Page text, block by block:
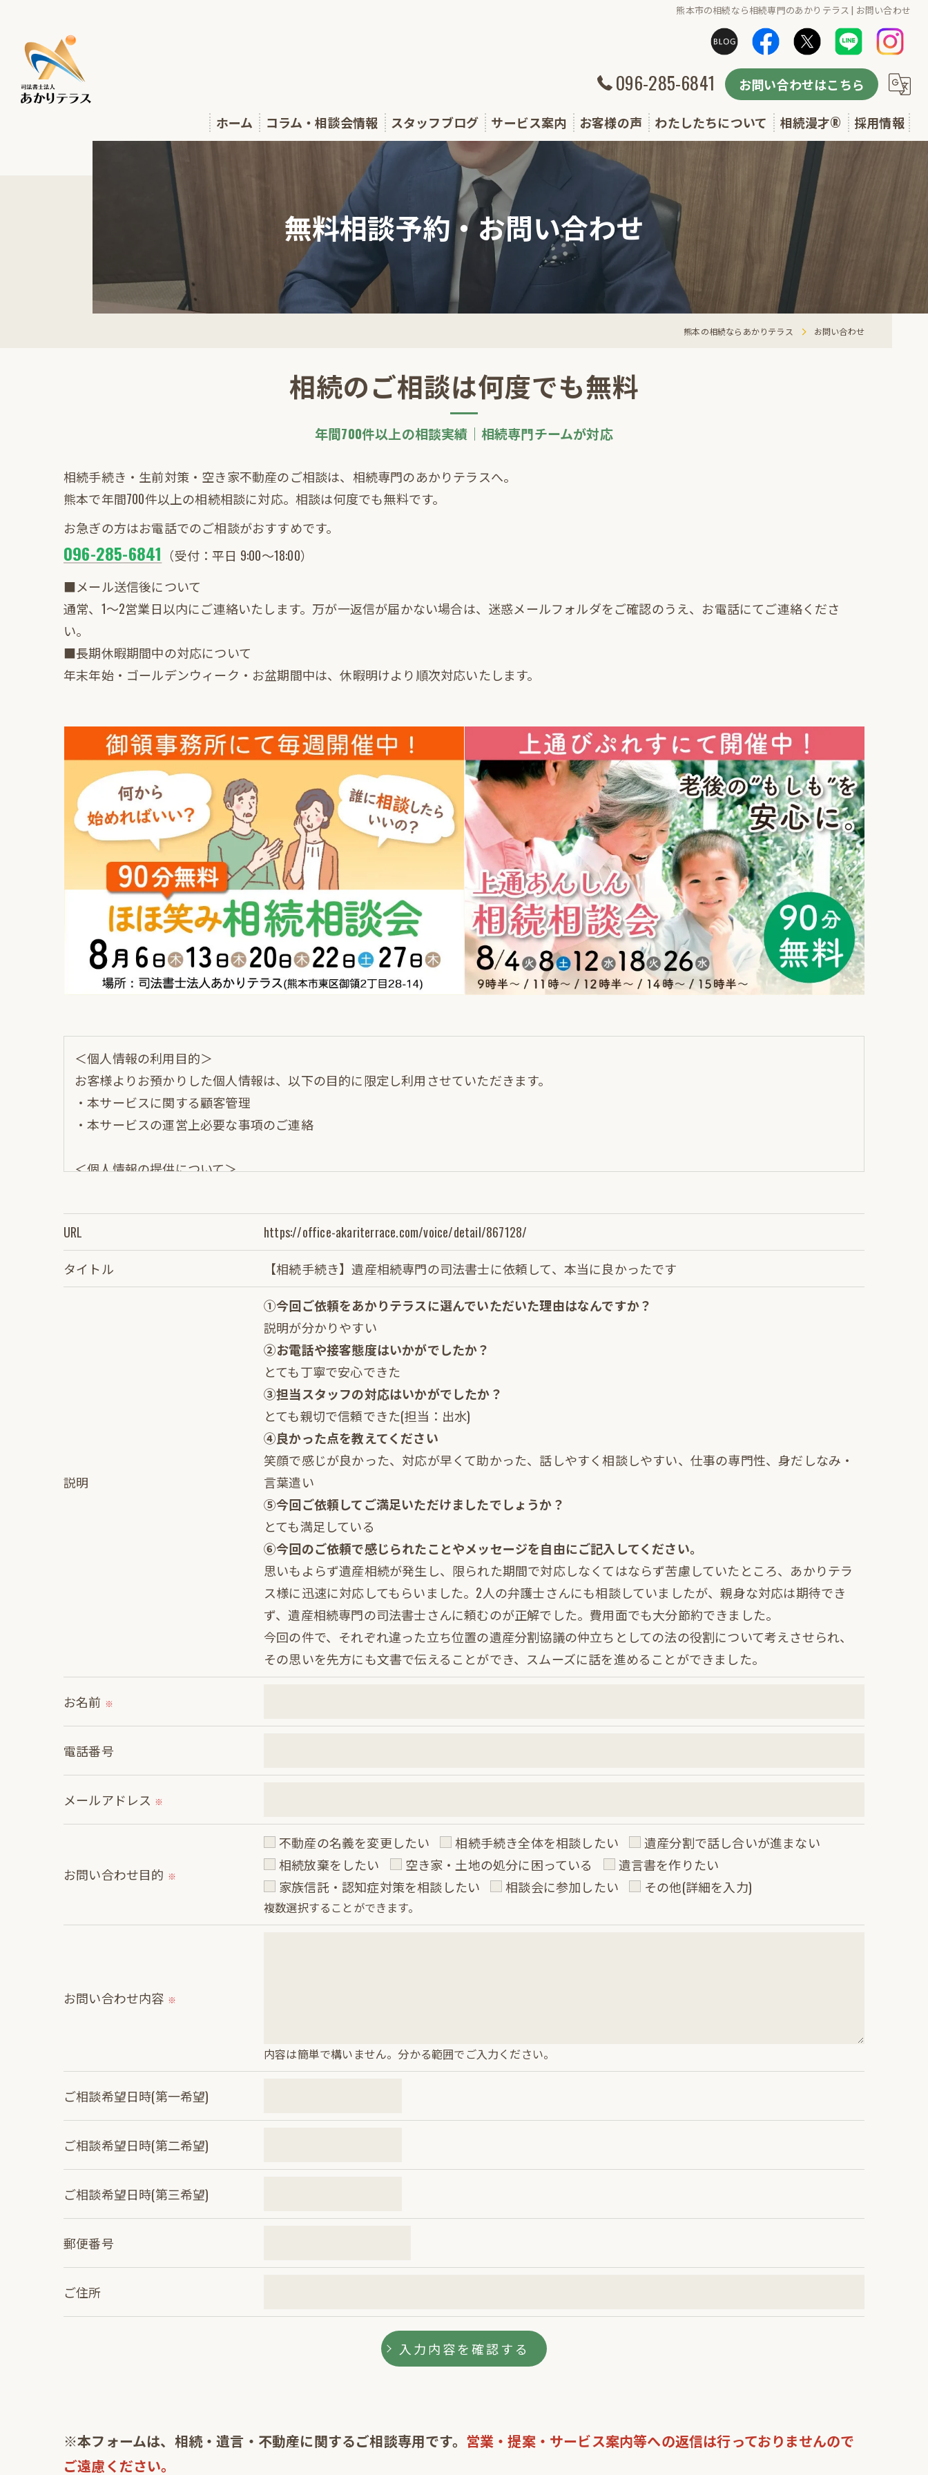
熊本市の相続なら相続専門のあかりテラス | お問い合わせ
096-285-6841 お問い合わせはこちら
ホーム コラム・相談会情報
あかりテラス通信
スタッフブログ サービス案内
相続が発生した方
生前対策をしたい方
お客様の声 わたしたちについて
選ばれる理由
よくある質問
相続漫才®
無料セミナー実施予定(相続漫才・終活講座)
採用情報
無料相談予約・お問い合わせ
熊本の相続ならあかりテラス お問い合わせ
相続のご相談は何度でも無料
年間700件以上の相談実績｜相続専門チームが対応
相続手続き・生前対策・空き家不動産のご相談は、相続専門のあかりテラスへ。
熊本で年間700件以上の相続相談に対応。相談は何度でも無料です。
お急ぎの方はお電話でのご相談がおすすめです。
096-285-6841 （受付：平日 9:00〜18:00）
■メール送信後について
通常、1～2営業日以内にご連絡いたします。万が一返信が届かない場合は、迷惑メールフォルダをご確認のうえ、お電話にてご連絡くださ
い。
■長期休暇期間中の対応について
年末年始・ゴールデンウィーク・お盆期間中は、休暇明けより順次対応いたします。
＜個人情報の利用目的＞
お客様よりお預かりした個人情報は、以下の目的に限定し利用させていただきます。
・本サービスに関する顧客管理
・本サービスの運営上必要な事項のご連絡
＜個人情報の提供について＞
取得した個人情報を第三者に提供することはいたしません。
当社では、利用目的の達成に必要な範囲において、個人情報を外部に委託する場合があります。
これらの委託先に対しては個人情報保護契約等の措置をとり、適切な監督を行います。
当社では、個人情報の漏洩等がなされないよう、適切に安全管理対策を実施します。
＜個人情報を与えなかった場合に生じる結果＞
必要な情報を頂けない場合は、それに対応した当社のサービスをご提供できない場合がございますので予めご了承ください。
＜個人情報の開示･訂正・削除･利用停止の手続について＞
当社では、お客様の個人情報の開示･訂正･削除・利用停止の手続を定めさせて頂いております。
ご本人である事を確認のうえ、対応させて頂きます。
個人情報の開示･訂正･削除・利用停止の具体的手続きにつきましては、お電話でお問合せ下さい。
URL https://office-akariterrace.com/voice/detail/867128/
タイトル 【相続手続き】遺産相続専門の司法書士に依頼して、本当に良かったです
説明
①今回ご依頼をあかりテラスに選んでいただいた理由はなんですか？
説明が分かりやすい
②お電話や接客態度はいかがでしたか？
とても丁寧で安心できた
③担当スタッフの対応はいかがでしたか？
とても親切で信頼できた(担当：出水)
④良かった点を教えてください
笑顔で感じが良かった、対応が早くて助かった、話しやすく相談しやすい、仕事の専門性、身だしなみ・
言葉遣い
⑤今回ご依頼してご満足いただけましたでしょうか？
とても満足している
⑥今回のご依頼で感じられたことやメッセージを自由にご記入してください。
思いもよらず遺産相続が発生し、限られた期間で対応しなくてはならず苦慮していたところ、あかりテラ
ス様に迅速に対応してもらいました。2人の弁護士さんにも相談していましたが、親身な対応は期待でき
ず、遺産相続専門の司法書士さんに頼むのが正解でした。費用面でも大分節約できました。
今回の件で、それぞれ違った立ち位置の遺産分割協議の仲立ちとしての法の役割について考えさせられ、
その思いを先方にも文書で伝えることができ、スムーズに話を進めることができました。
お名前 ※
電話番号
メールアドレス ※
お問い合わせ目的 ※
不動産の名義を変更したい 相続手続き全体を相談したい
遺産分割で話し合いが進まない
相続放棄をしたい
空き家・土地の処分に困っている
遺言書を作りたい
家族信託・認知症対策を相談したい
相談会に参加したい その他(詳細を入力)
複数選択することができます。
お問い合わせ内容 ※
内容は簡単で構いません。分かる範囲でご入力ください。
ご相談希望日時(第一希望)
ご相談希望日時(第二希望)
ご相談希望日時(第三希望)
郵便番号
ご住所
※本フォームは、相続・遺言・不動産に関するご相談専用です。 営業・提案・サービス案内等への返信は行っておりませんので
ご遠慮ください。